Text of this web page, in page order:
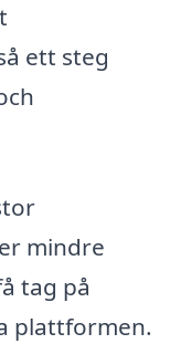
ett steg
mindre
tag på
plattformen.